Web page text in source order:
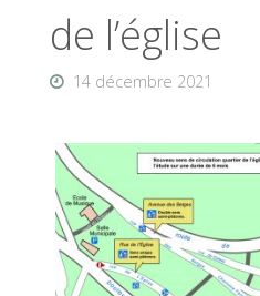
de l’église
14 décembre 2021